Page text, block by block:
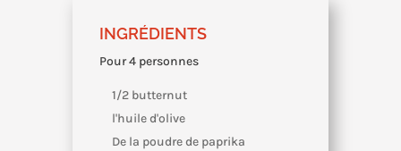
INGRÉDIENTS
Pour 4 personnes
1/2 butternut
l'huile d'olive
De la poudre de paprika